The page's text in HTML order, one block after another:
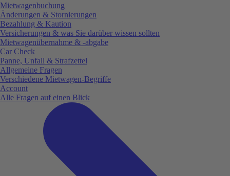
Mietwagenbuchung
Änderungen & Stornierungen
Bezahlung & Kaution
Versicherungen & was Sie darüber wissen sollten
Mietwagenübernahme & -abgabe
Car Check
Panne, Unfall & Strafzettel
Allgemeine Fragen
Verschiedene Mietwagen-Begriffe
Account
Alle Fragen auf einen Blick